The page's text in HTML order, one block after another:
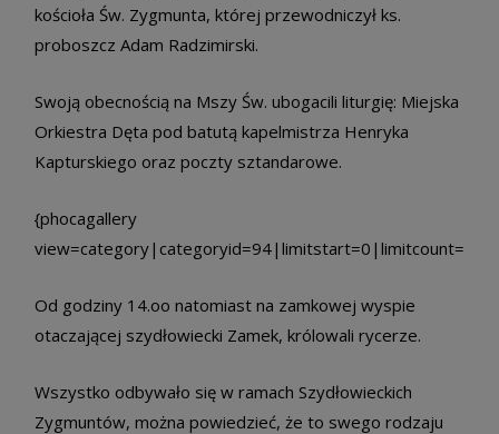
kościoła Św. Zygmunta, której przewodniczył ks.
proboszcz Adam Radzimirski.
Swoją obecnością na Mszy Św. ubogacili liturgię: Miejska
Orkiestra Dęta pod batutą kapelmistrza Henryka
Kapturskiego oraz poczty sztandarowe.
{phocagallery
Od godziny 14.oo natomiast na zamkowej wyspie
otaczającej szydłowiecki Zamek, królowali rycerze.
Wszystko odbywało się w ramach Szydłowieckich
Zygmuntów, można powiedzieć, że to swego rodzaju